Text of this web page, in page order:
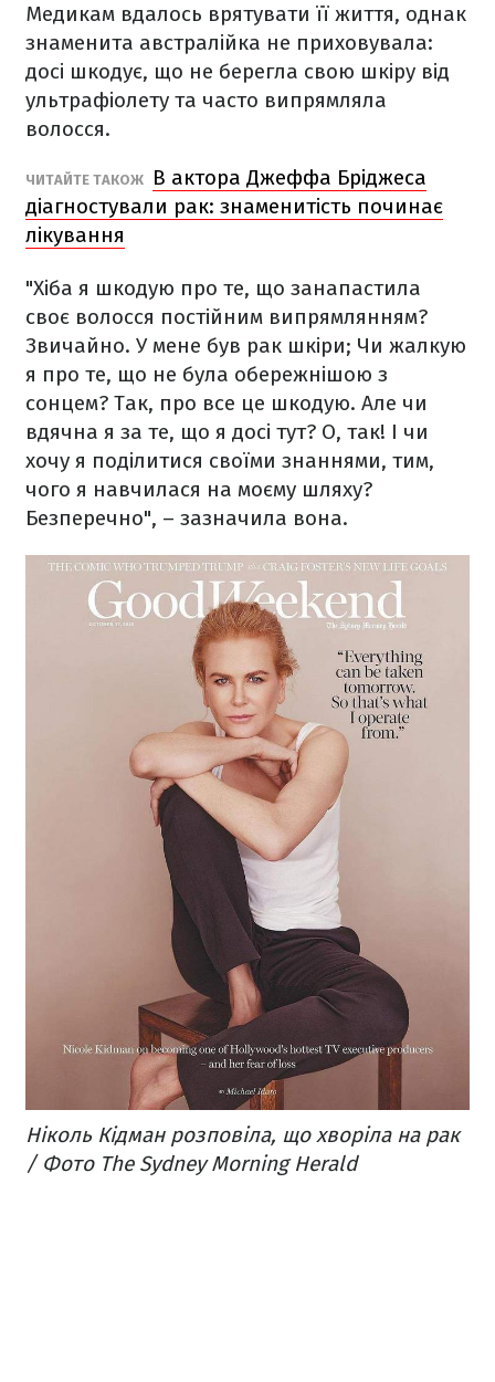
Медикам вдалось врятувати її життя, однак
знаменита австралійка не приховувала:
досі шкодує, що не берегла свою шкіру від
ультрафіолету та часто випрямляла
волосся.
ЧИТАЙТЕ ТАКОЖ
В актора Джеффа Бріджеса
діагностували рак: знаменитість починає
лікування
"Хіба я шкодую про те, що занапастила
своє волосся постійним випрямлянням?
Звичайно. У мене був рак шкіри; Чи жалкую
я про те, що не була обережнішою з
сонцем? Так, про все це шкодую. Але чи
вдячна я за те, що я досі тут? О, так! І чи
хочу я поділитися своїми знаннями, тим,
чого я навчилася на моєму шляху?
Безперечно", – зазначила вона.
Ніколь Кідман розповіла, що хворіла на рак
/ Фото The Sydney Morning Herald